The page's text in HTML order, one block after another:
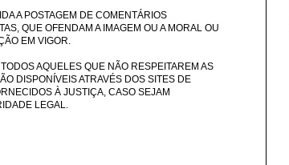
A POSTAGEM DE COMENTÁRIOS
QUE OFENDAM A IMAGEM OU A MORAL OU
EM VIGOR.
AQUELES QUE NÃO RESPEITAREM AS
DISPONÍVEIS ATRAVÉS DOS SITES DE
À JUSTIÇA, CASO SEJAM
LEGAL.